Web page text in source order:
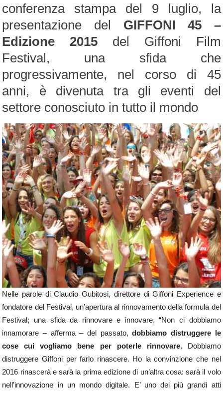
conferenza stampa del 9 luglio, la
presentazione del GIFFONI 45 –
Edizione 2015 del Giffoni Film
Festival, una sfida che
progressivamente, nel corso di 45
anni, è divenuta tra gli eventi del
settore conosciuto in tutto il mondo
Nelle parole di Claudio Gubitosi, direttore di Giffoni Experience e
fondatore del Festival, un’apertura al rinnovamento della formula del
Festival; una sfida da rinnovare e innovare, “Non ci dobbiamo
innamorare – afferma – del passato,dobbiamo distruggere le
cose cui vogliamo bene per poterle rinnovare. Dobbiamo
distruggere Giffoni per farlo rinascere. Ho la convinzione che nel
2016 rinascerà e sarà la prima edizione di un’altra cosa: sarà il volo
nell’innovazione in un mondo digitale. E’ uno dei più grandi atti